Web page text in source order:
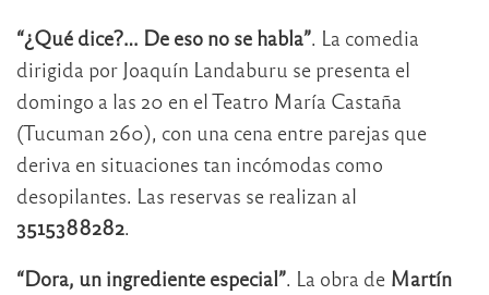
“¿Qué dice?… De eso no se habla”. La comedia
dirigida por Joaquín Landaburu se presenta el
domingo a las 20 en el Teatro María Castaña
(Tucuman 260), con una cena entre parejas que
deriva en situaciones tan incómodas como
desopilantes. Las reservas se realizan al
3515388282.
“Dora, un ingrediente especial”. La obra de Martín